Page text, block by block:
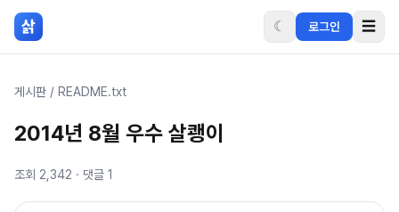
본문 바로가기
삵 ☾ 로그인 ☰
게시판 / README.txt
2014년 8월 우수 살쾡이
조회 2,342 · 댓글 1